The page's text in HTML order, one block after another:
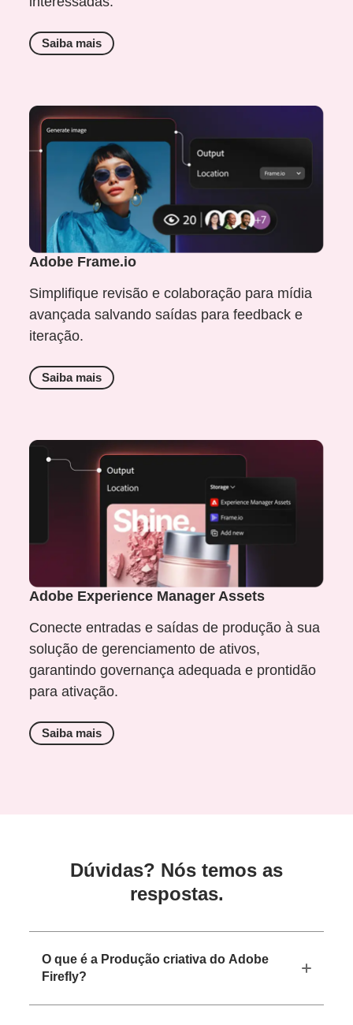
Saiba mais
Adobe Frame.io
Simplifique revisão e colaboração para mídia
avançada salvando saídas para feedback e
iteração.
Saiba mais
Adobe Experience Manager Assets
Conecte entradas e saídas de produção à sua
solução de gerenciamento de ativos,
garantindo governança adequada e prontidão
para ativação.
Saiba mais
Dúvidas? Nós temos as
respostas.
O que é a Produção criativa do Adobe
Firefly?